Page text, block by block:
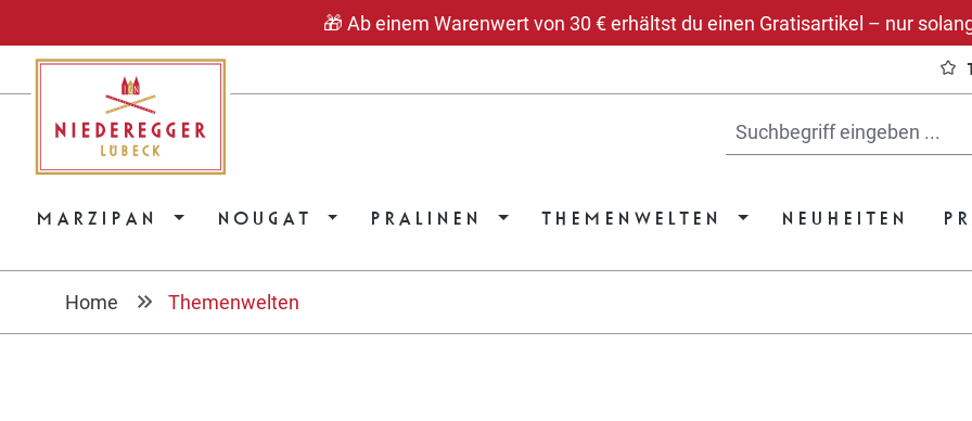
🎁 Ab einem Warenwert von 30 € erhältst du einen Gratisartikel – nur
Zur Hauptnavigation springen
MARZIPAN NOUGAT PRALINEN THEMENWELTEN NEUHEITEN
Home Themenwelten